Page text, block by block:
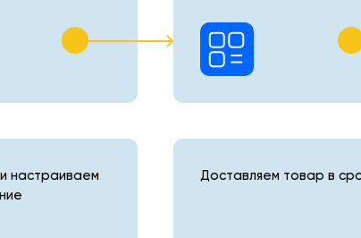
настраиваем
Доставляем товар в